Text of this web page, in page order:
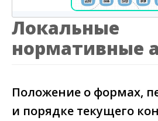
Локальные
нормативные
Положение o формах,
и порядке текущего